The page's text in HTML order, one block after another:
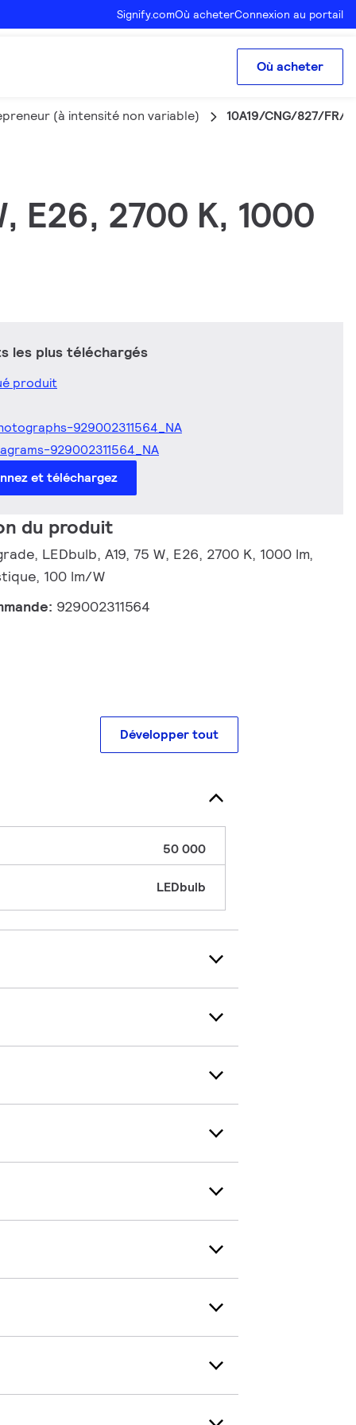
Signify.comOù acheterConnexion au portail
Où acheter
(à intensité non variable) 10A19/CNG/827/FR/
E26, 2700 K, 1000
les plus téléchargés
produit
929002311564_NA
929002311564_NA
et téléchargez
du produit
LEDbulb, A19, 75 W, E26, 2700 K, 1000 lm,
100 lm/W
929002311564
Développer tout
50 000
LEDbulb